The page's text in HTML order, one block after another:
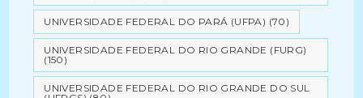
UNIVERSIDADE FEDERAL DO PARÁ (UFPA) (70)
UNIVERSIDADE FEDERAL DO RIO GRANDE (FURG)
(150)
UNIVERSIDADE FEDERAL DO RIO GRANDE DO SUL